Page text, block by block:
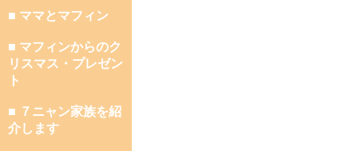
■ ママとマフィン
■ マフィンからのク
リスマス・プレゼン
ト
■ ７ニャン家族を紹
介します